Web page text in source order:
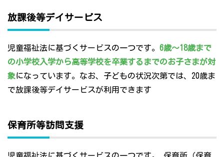
放課後等デイサービス
児童福祉法に基づくサービスの一つです。 6歳～18歳まで
の小学校入学から高等学校を卒業するまでのお子さまが対
象になっています。なお、子どもの状況次第では、20歳ま
で放課後等デイサービスが利用できます
保育所等訪問支援